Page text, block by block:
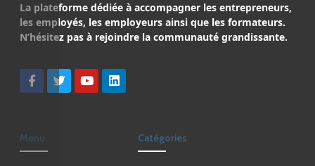
La plateforme dédiée à accompagner les entrepreneurs,
les employés, les employeurs ainsi que les formateurs.
N’hésitez pas à rejoindre la communauté grandissante.
Menu Catégories